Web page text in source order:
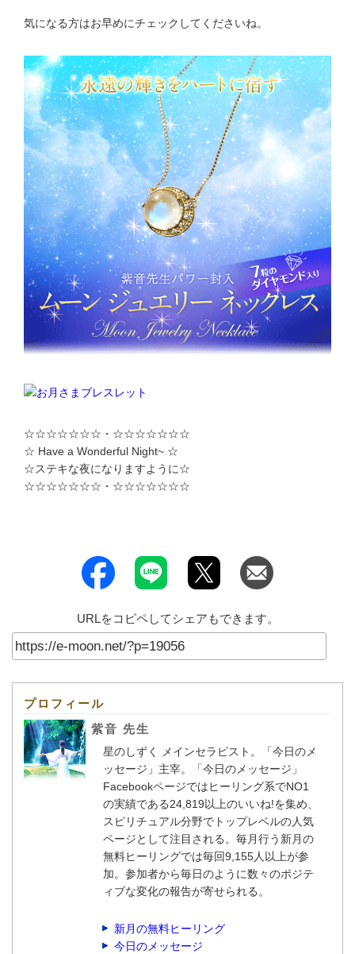
気になる方はお早めにチェックしてくださいね。
☆☆☆☆☆☆☆・☆☆☆☆☆☆☆
☆ Have a Wonderful Night~ ☆
☆ステキな夜になりますように☆
☆☆☆☆☆☆☆・☆☆☆☆☆☆☆
URLをコピペしてシェアもできます。
プロフィール
紫音 先生
星のしずく メインセラピスト。「今日のメ
ッセージ」主宰。「今日のメッセージ」
Facebookページではヒーリング系でNO1
の実績である24,819以上のいいね!を集め、
スピリチュアル分野でトップレベルの人気
ページとして注目される。毎月行う新月の
無料ヒーリングでは毎回9,155人以上が参
加。参加者から毎日のように数々のポジテ
ィブな変化の報告が寄せられる。
新月の無料ヒーリング
今日のメッセージ